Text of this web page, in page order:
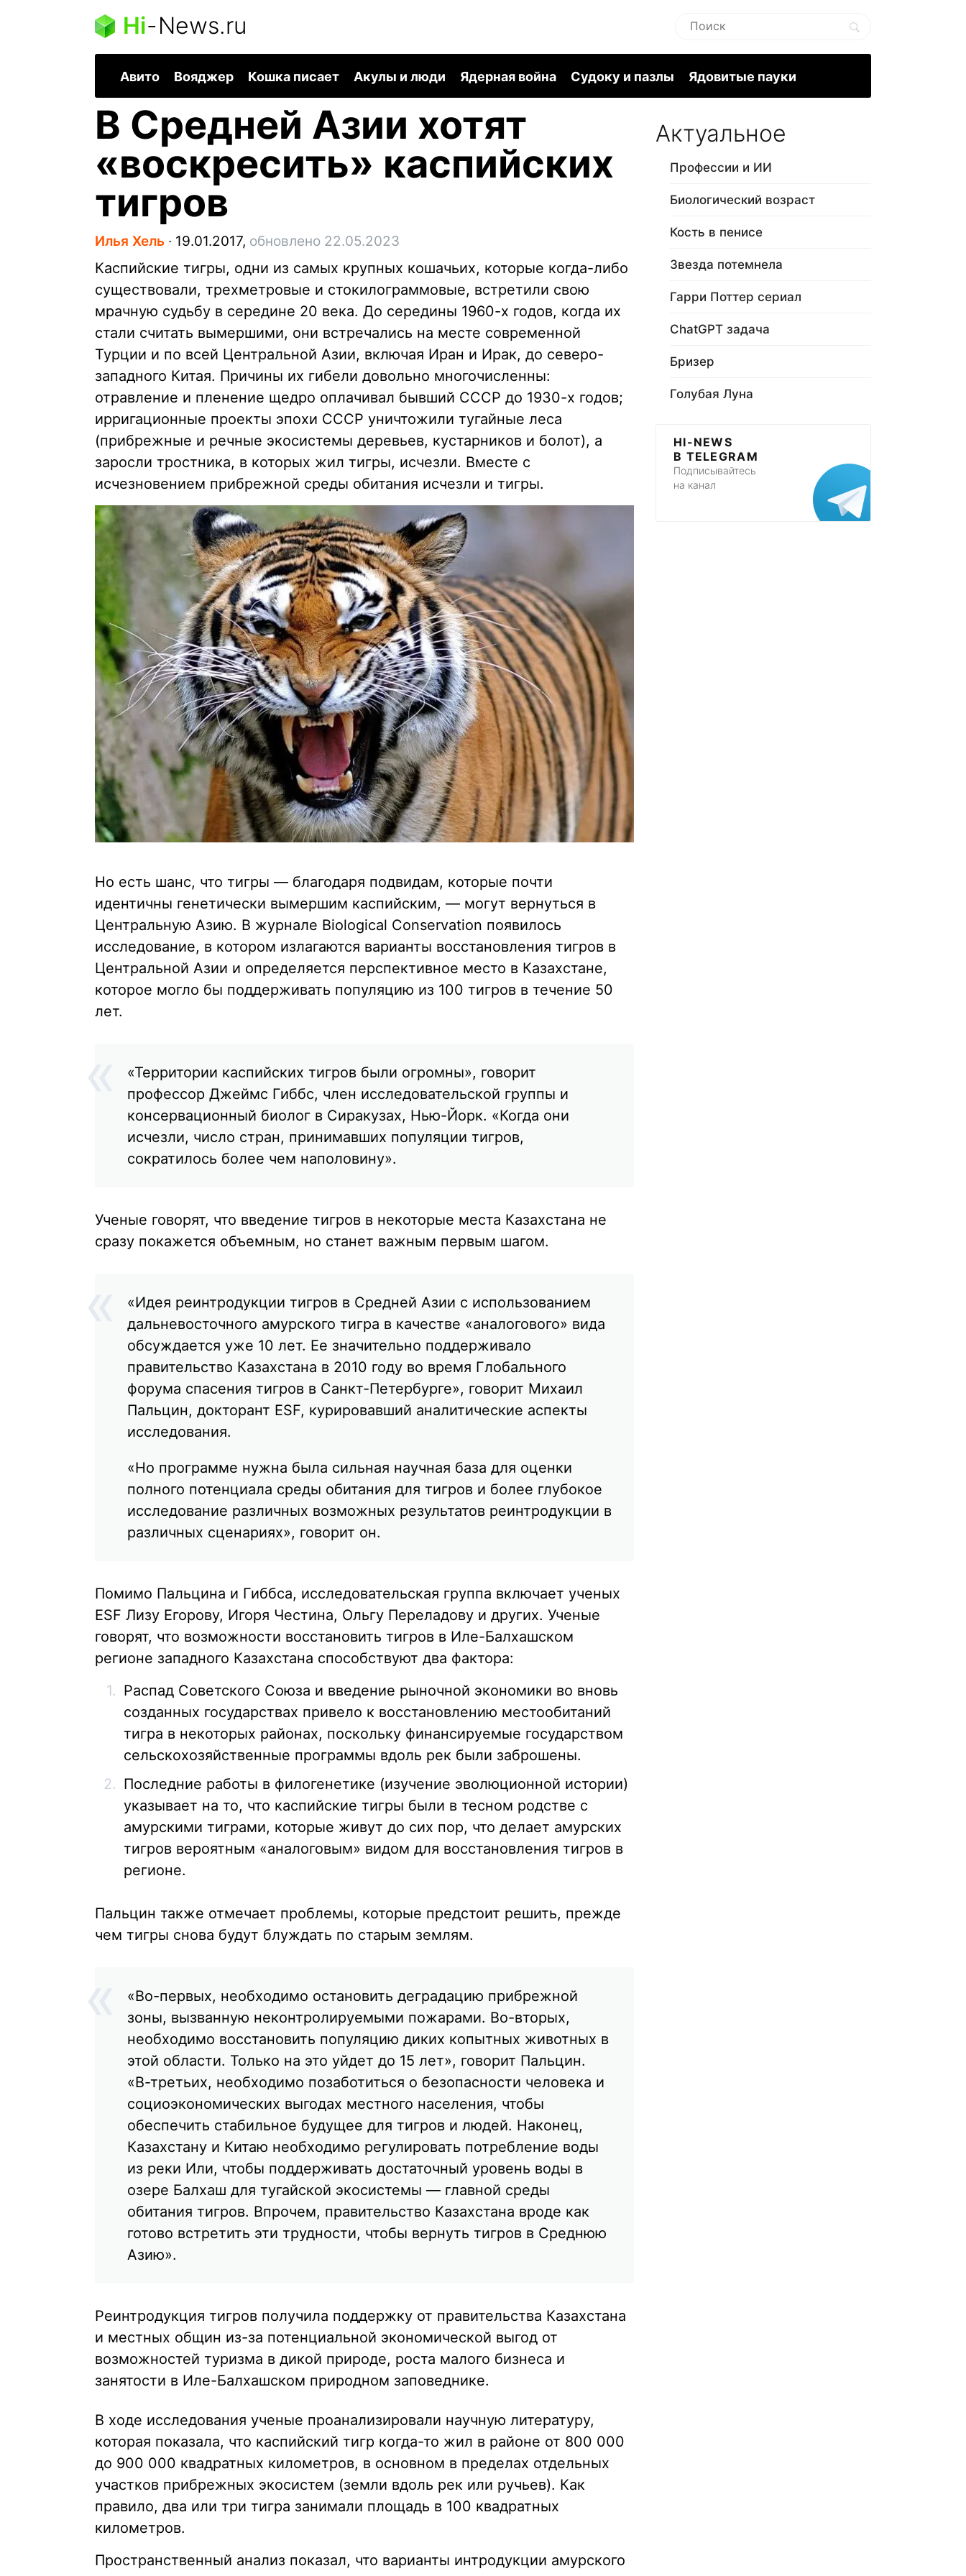
Hi-News.ru
Авито Вояджер Кошка писает Акулы и люди Ядерная война Судоку и пазлы Ядовитые пауки
В Средней Азии хотят
«воскресить» каспийских
тигров
Илья Хель ∙ 19.01.2017, обновлено 22.05.2023
Каспийские тигры, одни из самых крупных кошачьих, которые когда-либо
существовали, трехметровые и стокилограммовые, встретили свою
мрачную судьбу в середине 20 века. До середины 1960-х годов, когда их
стали считать вымершими, они встречались на месте современной
Турции и по всей Центральной Азии, включая Иран и Ирак, до северо-
западного Китая. Причины их гибели довольно многочисленны:
отравление и пленение щедро оплачивал бывший СССР до 1930-х годов;
ирригационные проекты эпохи СССР уничтожили тугайные леса
(прибрежные и речные экосистемы деревьев, кустарников и болот), а
заросли тростника, в которых жил тигры, исчезли. Вместе с
исчезновением прибрежной среды обитания исчезли и тигры.
Но есть шанс, что тигры — благодаря подвидам, которые почти
идентичны генетически вымершим каспийским, — могут вернуться в
Центральную Азию. В журнале Biological Conservation появилось
исследование, в котором излагаются варианты восстановления тигров в
Центральной Азии и определяется перспективное место в Казахстане,
которое могло бы поддерживать популяцию из 100 тигров в течение 50
лет.
«Территории каспийских тигров были огромны», говорит
профессор Джеймс Гиббс, член исследовательской группы и
консервационный биолог в Сиракузах, Нью-Йорк. «Когда они
исчезли, число стран, принимавших популяции тигров,
сократилось более чем наполовину».
Ученые говорят, что введение тигров в некоторые места Казахстана не
сразу покажется объемным, но станет важным первым шагом.
«Идея реинтродукции тигров в Средней Азии с использованием
дальневосточного амурского тигра в качестве «аналогового» вида
обсуждается уже 10 лет. Ее значительно поддерживало
правительство Казахстана в 2010 году во время Глобального
форума спасения тигров в Санкт-Петербурге», говорит Михаил
Пальцин, докторант ESF, курировавший аналитические аспекты
исследования.
«Но программе нужна была сильная научная база для оценки
полного потенциала среды обитания для тигров и более глубокое
исследование различных возможных результатов реинтродукции в
различных сценариях», говорит он.
Помимо Пальцина и Гиббса, исследовательская группа включает ученых
ESF Лизу Егорову, Игоря Честина, Ольгу Переладову и других. Ученые
говорят, что возможности восстановить тигров в Иле-Балхашском
регионе западного Казахстана способствуют два фактора:
Распад Советского Союза и введение рыночной экономики во вновь
созданных государствах привело к восстановлению местообитаний
тигра в некоторых районах, поскольку финансируемые государством
сельскохозяйственные программы вдоль рек были заброшены.
Последние работы в филогенетике (изучение эволюционной истории)
указывает на то, что каспийские тигры были в тесном родстве с
амурскими тиграми, которые живут до сих пор, что делает амурских
тигров вероятным «аналоговым» видом для восстановления тигров в
регионе.
Пальцин также отмечает проблемы, которые предстоит решить, прежде
чем тигры снова будут блуждать по старым землям.
«Во-первых, необходимо остановить деградацию прибрежной
зоны, вызванную неконтролируемыми пожарами. Во-вторых,
необходимо восстановить популяцию диких копытных животных в
этой области. Только на это уйдет до 15 лет», говорит Пальцин.
«В-третьих, необходимо позаботиться о безопасности человека и
социоэкономических выгодах местного населения, чтобы
обеспечить стабильное будущее для тигров и людей. Наконец,
Казахстану и Китаю необходимо регулировать потребление воды
из реки Или, чтобы поддерживать достаточный уровень воды в
озере Балхаш для тугайской экосистемы — главной среды
обитания тигров. Впрочем, правительство Казахстана вроде как
готово встретить эти трудности, чтобы вернуть тигров в Среднюю
Азию».
Реинтродукция тигров получила поддержку от правительства Казахстана
и местных общин из-за потенциальной экономической выгод от
возможностей туризма в дикой природе, роста малого бизнеса и
занятости в Иле-Балхашском природном заповеднике.
В ходе исследования ученые проанализировали научную литературу,
которая показала, что каспийский тигр когда-то жил в районе от 800 000
до 900 000 квадратных километров, в основном в пределах отдельных
участков прибрежных экосистем (земли вдоль рек или ручьев). Как
правило, два или три тигра занимали площадь в 100 квадратных
километров.
Пространственный анализ показал, что варианты интродукции амурского
Актуальное
Профессии и ИИ
Биологический возраст
Кость в пенисе
Звезда потемнела
Гарри Поттер сериал
ChatGPT задача
Бризер
Голубая Луна
HI-NEWS
В TELEGRAM
Подписывайтесь
на канал